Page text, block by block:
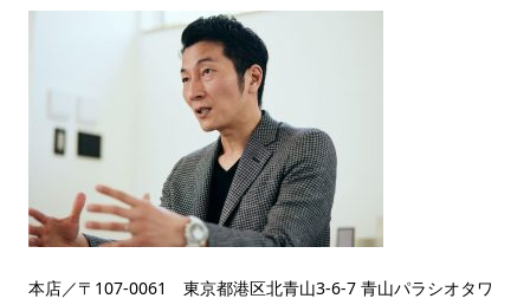
本店／〒107-0061 東京都港区北青山3-6-7 青山パラシオタワ